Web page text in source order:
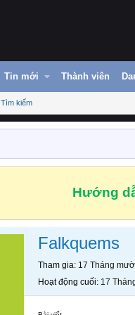
Tin mới Thành viên
Tìm kiếm
Hướng
Falkquems
Tham gia 17 Tháng
Hoạt động cuối 17